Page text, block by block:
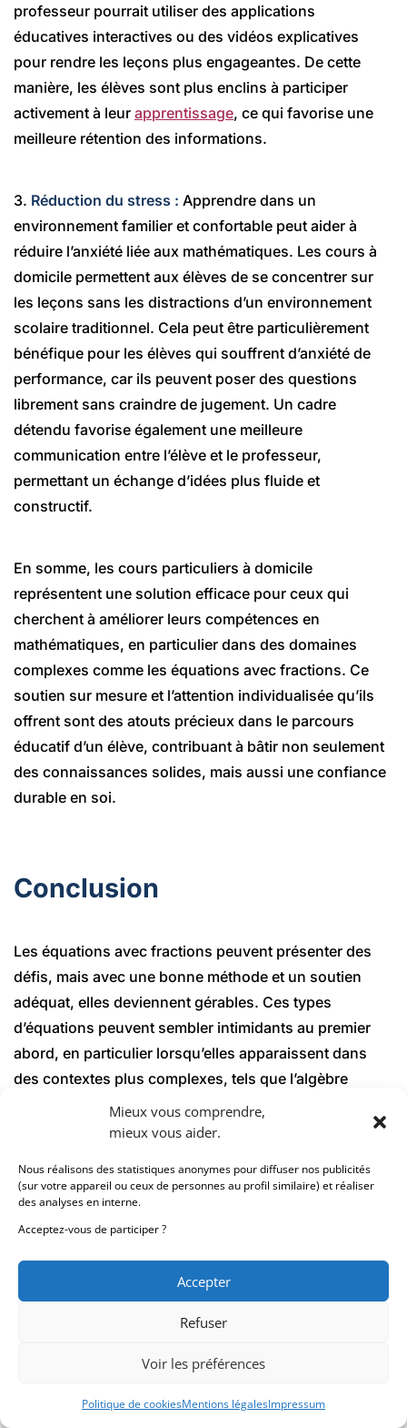
Mieux vous comprendre,
mieux vous aider.
Nous réalisons des statistiques anonymes pour diffuser nos publicités
(sur votre appareil ou ceux de personnes au profil similaire) et réaliser
des analyses en interne.
Acceptez-vous de participer ?
Accepter
Refuser
Voir les préférences
Politique de cookiesMentions légalesImpressum
professeur pourrait utiliser des applications
éducatives interactives ou des vidéos explicatives
pour rendre les leçons plus engageantes. De cette
manière, les élèves sont plus enclins à participer
activement à leur apprentissage, ce qui favorise une
meilleure rétention des informations.
3. Réduction du stress : Apprendre dans un
environnement familier et confortable peut aider à
réduire l’anxiété liée aux mathématiques. Les cours à
domicile permettent aux élèves de se concentrer sur
les leçons sans les distractions d’un environnement
scolaire traditionnel. Cela peut être particulièrement
bénéfique pour les élèves qui souffrent d’anxiété de
performance, car ils peuvent poser des questions
librement sans craindre de jugement. Un cadre
détendu favorise également une meilleure
communication entre l’élève et le professeur,
permettant un échange d’idées plus fluide et
constructif.
En somme, les cours particuliers à domicile
représentent une solution efficace pour ceux qui
cherchent à améliorer leurs compétences en
mathématiques, en particulier dans des domaines
complexes comme les équations avec fractions. Ce
soutien sur mesure et l’attention individualisée qu’ils
offrent sont des atouts précieux dans le parcours
éducatif d’un élève, contribuant à bâtir non seulement
des connaissances solides, mais aussi une confiance
durable en soi.
Conclusion
Les équations avec fractions peuvent présenter des
défis, mais avec une bonne méthode et un soutien
adéquat, elles deviennent gérables. Ces types
d’équations peuvent sembler intimidants au premier
abord, en particulier lorsqu’elles apparaissent dans
des contextes plus complexes, tels que l’algèbre
avancée ou le calcul. Cependant, en adoptant une
approche structurée et méthodique, il est possible de
facilitant ainsi leur résolution.
Une des premières étapes cruciales est la
compréhension du domaine de définition. Cela
implique d’identifier les valeurs possibles pour les
variables qui ne rendraient pas les dénominateurs
Par exemple, dans l’équation ( frac{1}{x – 2} = 3 ), il est